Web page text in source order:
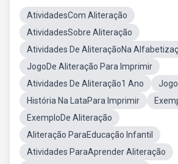
AtividadesCom Aliteração
AtividadesSobre Aliteração
Atividades De AliteraçãoNa
JogoDe Aliteração Para Imprimir
Atividades De Aliteração1 Ano
História Na LataPara Imprimir
ExemploDe Aliteração
Aliteração ParaEducação Infantil
Atividades ParaAprender Aliteração